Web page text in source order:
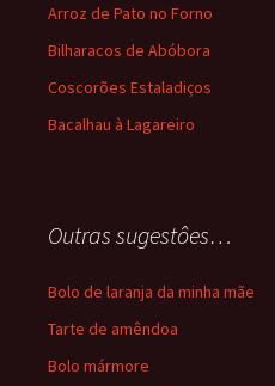
Arroz de Pato no Forno
Bilharacos de Abóbora
Coscorões Estaladiços
Bacalhau à Lagareiro
Outras sugestôes…
Bolo de laranja da minha mãe
Tarte de amêndoa
Bolo mármore